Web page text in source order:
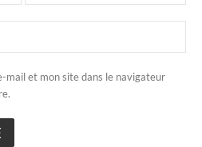
mail et mon site dans le navigateur